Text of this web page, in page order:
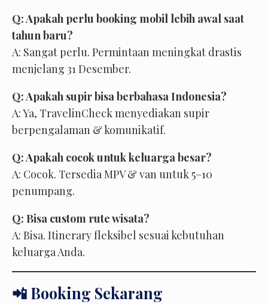
Q: Apakah perlu booking mobil lebih awal saat
tahun baru?
A: Sangat perlu. Permintaan meningkat drastis
menjelang 31 Desember.
Q: Apakah supir bisa berbahasa Indonesia?
A: Ya, TravelinCheck menyediakan supir
berpengalaman & komunikatif.
Q: Apakah cocok untuk keluarga besar?
A: Cocok. Tersedia MPV & van untuk 5–10
penumpang.
Q: Bisa custom rute wisata?
A: Bisa. Itinerary fleksibel sesuai kebutuhan
keluarga Anda.
📲 Booking Sekarang